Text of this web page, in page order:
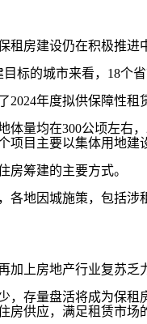
房建设仍在积极推进
的城市来看，18个省
年度拟供保障性租
均在300公顷左右，
项目主要以集体用地建
筹建的主要方式。
地因城施策，包括涉
上房地产行业复苏乏
存量盘活将成为保租
房供应，满足租赁市场